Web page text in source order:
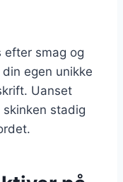
efter smag og
egen unikke
Uanset
stadig